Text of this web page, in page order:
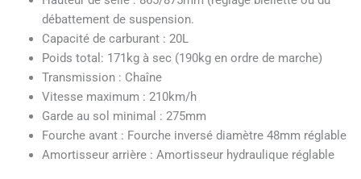
débattement de suspension.
Capacité de carburant : 20L
Poids total: 171kg à sec (190kg en ordre de marche)
Transmission : Chaîne
Vitesse maximum : 210km/h
Garde au sol minimal : 275mm
Fourche avant : Fourche inversé diamètre 48mm réglable
Amortisseur arrière : Amortisseur hydraulique réglable